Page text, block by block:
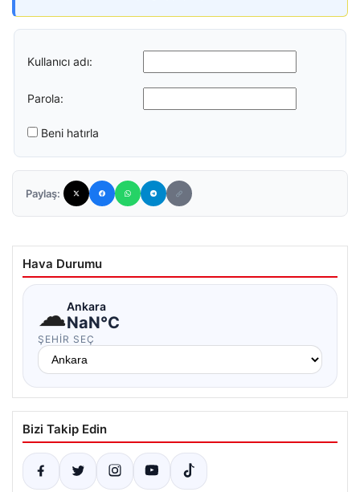
Kullanıcı adı:
Parola:
Beni hatırla
Paylaş:
Hava Durumu
☁Ankara
NaN°C
ŞEHIR SEÇ
Bizi Takip Edin